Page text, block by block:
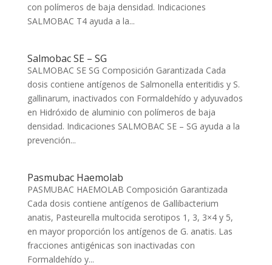
con polímeros de baja densidad. Indicaciones
SALMOBAC T4 ayuda a la...
Salmobac SE – SG
SALMOBAC SE SG Composición Garantizada Cada
dosis contiene antígenos de Salmonella enteritidis y S.
gallinarum, inactivados con Formaldehído y adyuvados
en Hidróxido de aluminio con polímeros de baja
densidad. Indicaciones SALMOBAC SE – SG ayuda a la
prevención...
Pasmubac Haemolab
PASMUBAC HAEMOLAB Composición Garantizada
Cada dosis contiene antígenos de Gallibacterium
anatis, Pasteurella multocida serotipos 1, 3, 3×4 y 5,
en mayor proporción los antígenos de G. anatis. Las
fracciones antigénicas son inactivadas con
Formaldehído y...